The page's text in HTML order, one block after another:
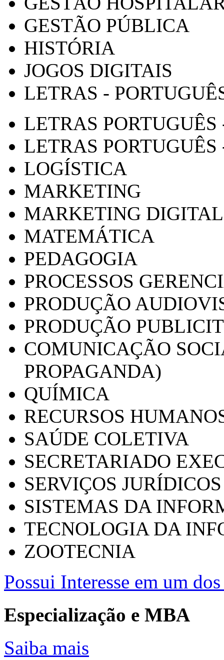
GESTÃO PÚBLICA
HISTÓRIA
JOGOS DIGITAIS
LETRAS -
LETRAS
LETRAS PORTUGUÊS
LOGÍSTICA
MARKETING
MARKETING DIGITAL
MATEMÁTICA
PEDAGOGIA
PROCESSOS
PRODUÇÃO
PRODUÇÃO
COMUNICAÇÃO
PROPAGANDA)
QUÍMICA
RECURSOS
SAÚDE COLETIVA
SECRETARIADO
SERVIÇOS
SISTEMAS DA
TECNOLOGIA DA
ZOOTECNIA
Possui Interesse em um
Especialização e MBA
Saiba mais